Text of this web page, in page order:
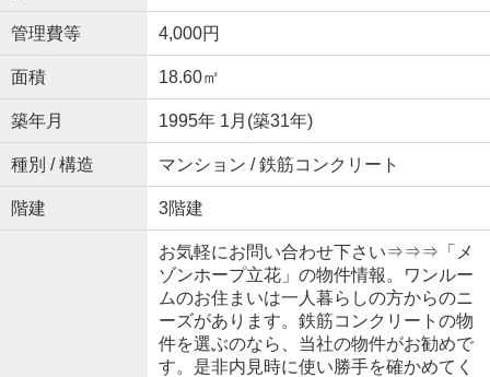
管理費等 4,000円
面積 18.60㎡
築年月 1995年 1月(築31年)
種別 / 構造 マンション / 鉄筋コンクリート
階建 3階建
お気軽にお問い合わせ下さい⇒⇒⇒「メ
ゾンホープ立花」の物件情報。ワンルー
ムのお住まいは一人暮らしの方からのニ
ーズがあります。鉄筋コンクリートの物
件を選ぶのなら、当社の物件がお勧めで
す。是非内見時に使い勝手を確かめてく